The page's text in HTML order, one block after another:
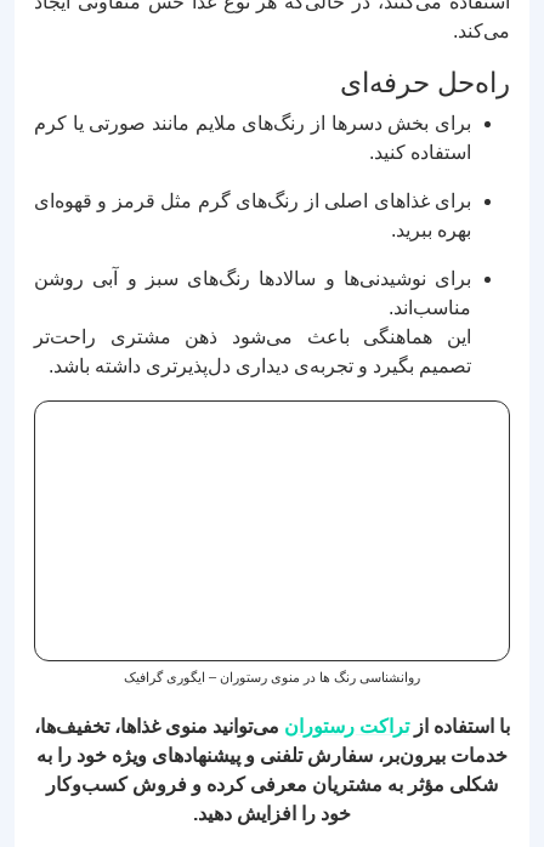
می‌کند.
راه‌حل حرفه‌ای
برای بخش دسرها از رنگ‌های ملایم مانند صورتی یا کرم
استفاده کنید.
برای غذاهای اصلی از رنگ‌های گرم مثل قرمز و قهوه‌ای
بهره ببرید.
برای نوشیدنی‌ها و سالادها رنگ‌های سبز و آبی روشن
مناسب‌اند.
این هماهنگی باعث می‌شود ذهن مشتری راحت‌تر
تصمیم بگیرد و تجربه‌ی دیداری دل‌پذیرتری داشته باشد.
روانشناسی رنگ ها در منوی رستوران – ایگوری گرافیک
با استفاده ازتراکت رستوران می‌توانید منوی غذاها، تخفیف‌ها،
خدمات بیرون‌بر، سفارش تلفنی و پیشنهادهای ویژه خود را به
شکلی مؤثر به مشتریان معرفی کرده و فروش کسب‌وکار
خود را افزایش دهید.